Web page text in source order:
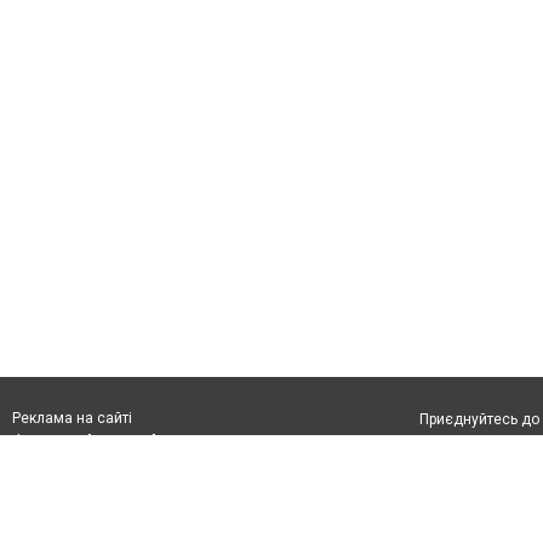
Реклама на сайті
Франшиза "CitySites"
Приєднуйтесь до